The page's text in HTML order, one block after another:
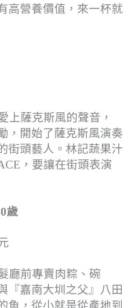
高營養價值，來一杯就
上薩克斯風的聲音，
，開始了薩克斯風演奏
街頭藝人。林記蔬果汁
，要讓在街頭表演
歲
廳前專賣肉粽、碗
『嘉南大圳之父』八田
魚，從小就是從產地到